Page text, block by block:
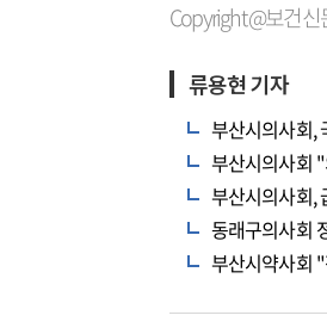
Copyright @보건신
류용현 기자
부산시의사회,
부산시의사회
부산시의사회,
동래구의사회
부산시약사회